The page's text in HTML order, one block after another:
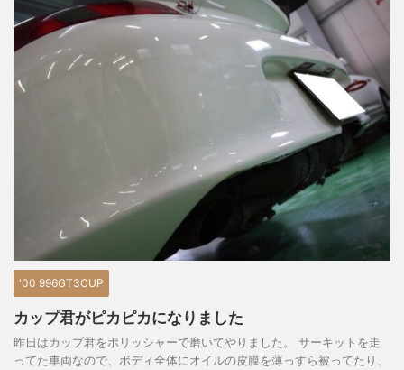
'00 996GT3CUP
カップ君がピカピカになりました
昨日はカップ君をポリッシャーで磨いてやりました。 サーキットを走
ってた車両なので、ボディ全体にオイルの皮膜を薄っすら被ってたり、